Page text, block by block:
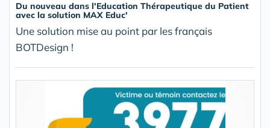
Du nouveau dans l'Education Thérapeutique du Patient
avec la solution MAX Educ'
Une solution mise au point par les français
BOTDesign !